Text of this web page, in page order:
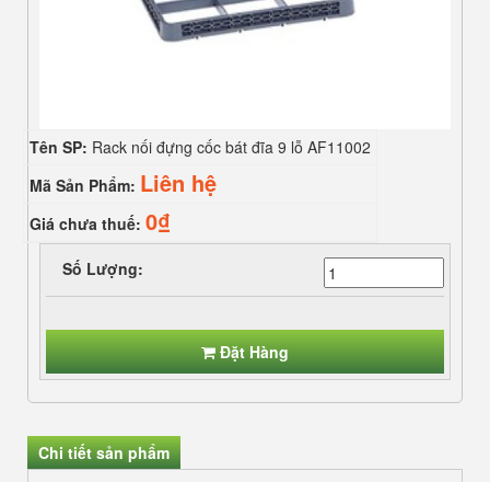
Tên SP: Rack nối đựng cốc bát đĩa 9 lỗ AF11002
Mã Sản Phẩm: Liên hệ
Giá chưa thuế: 0₫
Số Lượng:
Đặt Hàng
Chi tiết sản phẩm